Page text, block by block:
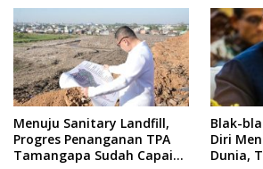
Menuju Sanitary Landfill,
Progres Penanganan TPA
Tamangapa Sudah Capai
Blak-
Diri
Dunia,